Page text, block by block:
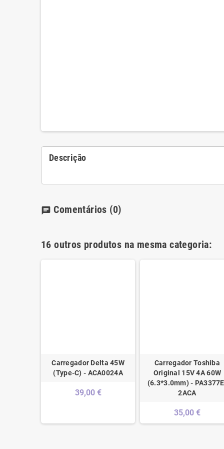
Descrição
chat Comentários (0)
16 outros produtos na mesma categoria:
Carregador Delta 45W
(Type-C) - ACA0024A
39,00 €
Carregador Toshiba
Original 15V 4A 60W
(6.3*3.0mm) -
2ACA
35,00 €